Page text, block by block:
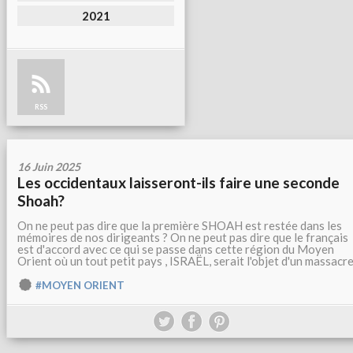
2021
RSS
16 Juin 2025
Les occidentaux laisseront-ils faire une seconde
Shoah?
On ne peut pas dire que la première SHOAH est restée dans les
mémoires de nos dirigeants ? On ne peut pas dire que le français
est d'accord avec ce qui se passe dans cette région du Moyen
Orient où un tout petit pays , ISRAËL, serait l'objet d'un
#MOYEN ORIENT